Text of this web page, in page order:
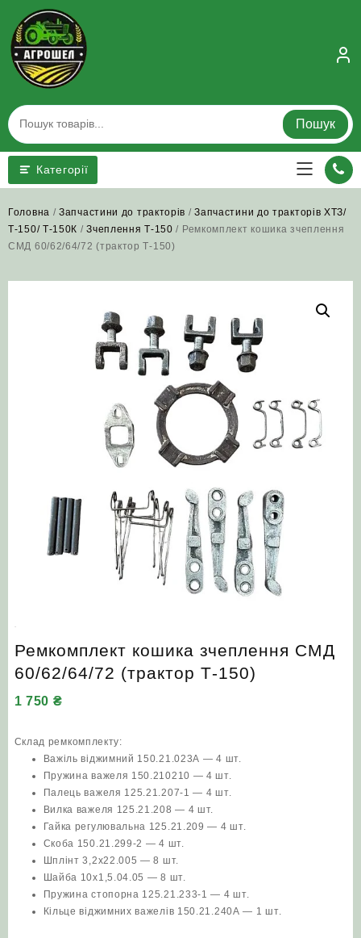
content
Пошук
Категорії
Головна /Запчастини до тракторів /Запчастини до тракторів ХТЗ/
Т-150/ Т-150К /Зчеплення Т-150 / Ремкомплект кошика зчеплення
СМД 60/62/64/72 (трактор Т-150)
Ремкомплект кошика зчеплення СМД
60/62/64/72 (трактор Т-150)
1 750 ₴
Склад ремкомплекту:
Важіль віджимний 150.21.023А — 4 шт.
Пружина важеля 150.210210 — 4 шт.
Палець важеля 125.21.207-1 — 4 шт.
Вилка важеля 125.21.208 — 4 шт.
Гайка регулювальна 125.21.209 — 4 шт.
Скоба 150.21.299-2 — 4 шт.
Шплінт 3,2х22.005 — 8 шт.
Шайба 10х1,5.04.05 — 8 шт.
Пружина стопорна 125.21.233-1 — 4 шт.
Кільце віджимних важелів 150.21.240А — 1 шт.